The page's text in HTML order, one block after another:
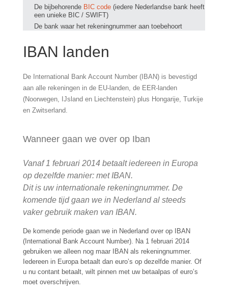
De bijbehorende BIC code(iedere Nederlandse bank heeft
een unieke BIC / SWIFT)
De bank waar het rekeningnummer aan toebehoort
IBAN landen
De International Bank Account Number (IBAN) is bevestigd
aan alle rekeningen in de EU-landen, de EER-landen
(Noorwegen, IJsland en Liechtenstein) plus Hongarije, Turkije
en Zwitserland.
Wanneer gaan we over op Iban
Vanaf 1 februari 2014 betaalt iedereen in Europa
op dezelfde manier: met IBAN.
Dit is uw internationale rekeningnummer. De
komende tijd gaan we in Nederland al steeds
vaker gebruik maken van IBAN.
De komende periode gaan we in Nederland over op IBAN
(International Bank Account Number). Na 1 februari 2014
gebruiken we alleen nog maar IBAN als rekeningnummer.
Iedereen in Europa betaalt dan euro’s op dezelfde manier. Of
u nu contant betaalt, wilt pinnen met uw betaalpas of euro’s
moet overschrijven.